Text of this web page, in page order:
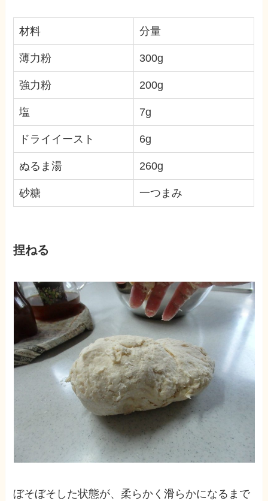
材料 分量
薄力粉 300g
強力粉 200g
塩 7g
ドライイースト 6g
ぬるま湯 260g
砂糖 一つまみ
捏ねる
ぼそぼそした状態が、柔らかく滑らかになるまで